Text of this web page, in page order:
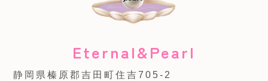
Eternal&Pearl
静岡県榛原郡吉田町住吉705-2